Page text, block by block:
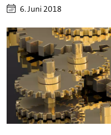
6. Juni 2018